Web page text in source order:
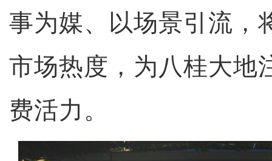
事为媒、以场景引流，
市场热度，为八桂大地
费活力。